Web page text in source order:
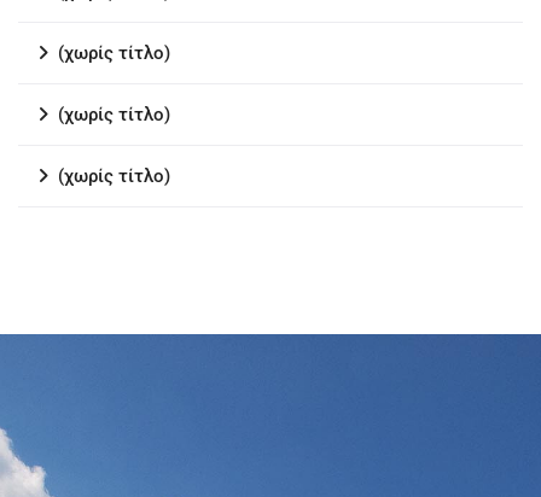
(χωρίς τίτλο)
(χωρίς τίτλο)
(χωρίς τίτλο)